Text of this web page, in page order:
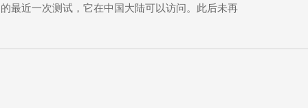
最近一次测试，它在中国大陆可以访问。此后未再